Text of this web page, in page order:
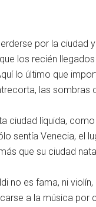
por la ciudad
los recién
lo último que
las sombras
ciudad líquida,
sentía Venecia, el
que su ciudad
no es fama, ni
a la música